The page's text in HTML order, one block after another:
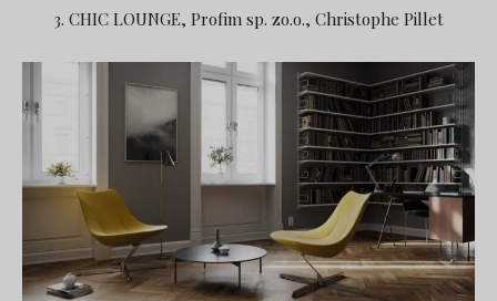
3. CHIC LOUNGE, Profim sp. zo.o., Christophe Pillet